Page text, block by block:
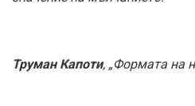
Труман Капоти, „Формата на